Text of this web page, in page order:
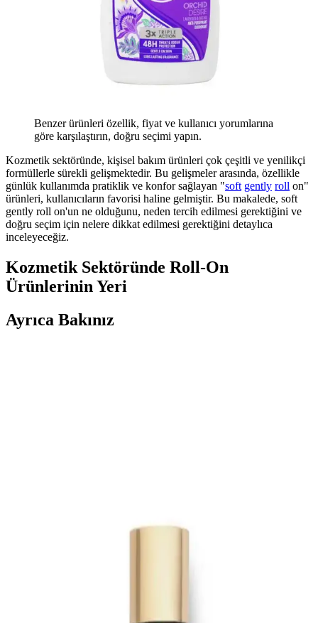
Benzer ürünleri özellik, fiyat ve kullanıcı yorumlarına
göre karşılaştırın, doğru seçimi yapın.
Kozmetik sektöründe, kişisel bakım ürünleri çok çeşitli ve yenilikçi
formüllerle sürekli gelişmektedir. Bu gelişmeler arasında, özellikle
günlük kullanımda pratiklik ve konfor sağlayan "soft gently roll on"
ürünleri, kullanıcıların favorisi haline gelmiştir. Bu makalede, soft
gently roll on'un ne olduğunu, neden tercih edilmesi gerektiğini ve
doğru seçim için nelere dikkat edilmesi gerektiğini detaylıca
inceleyeceğiz.
Kozmetik Sektöründe Roll-On
Ürünlerinin Yeri
Ayrıca Bakınız
sağlıklı, güvenli ve doğal içerikli kozmetik önerileri sunuyoruz.